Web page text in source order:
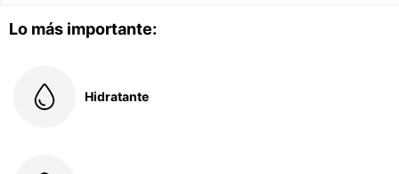
Lo más importante:
Hidratante